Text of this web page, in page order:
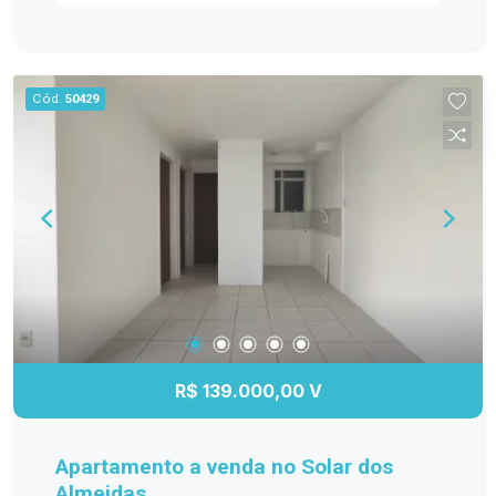
dormitório principal, proporcionando mais
organização e elegância. O banheiro possui box
de vidro, e o quarto principal conta com ar-
condicionado, garantindo maior conforto em
perfeita para reunir a família e os amigos, além
vidro, agregando ainda mais conforto e
valorização ao imóvel. Se você procura um
apartamento moderno, bem equipado e pronto
para receber sua família, esta é a oportunidade
ideal! Entre em contato e agende sua visita!
Cód. 50429
R$ 139.000,00 V
Apartamento a venda no Solar dos